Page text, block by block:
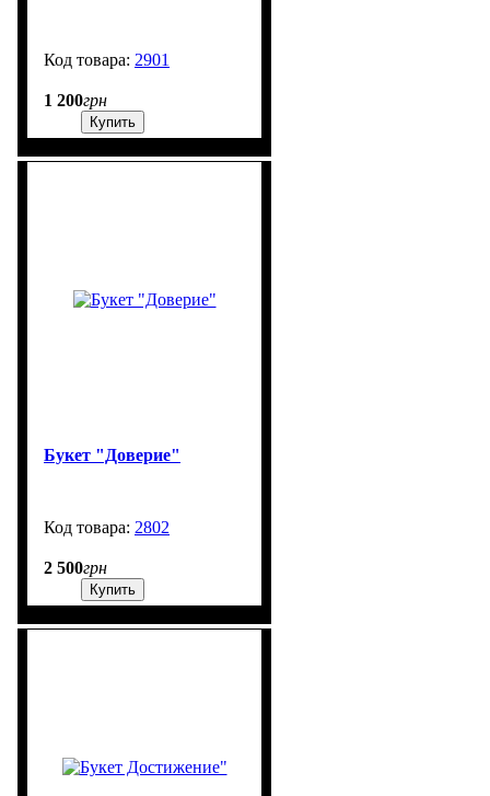
2901
1 200грн
Купить
Букет "Доверие"
2802
2 500грн
Купить